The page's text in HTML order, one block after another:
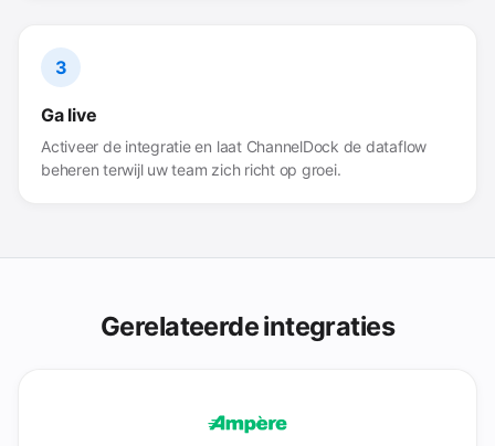
3
Ga live
Activeer de integratie en laat ChannelDock de dataflow
beheren terwijl uw team zich richt op groei.
Gerelateerde integraties